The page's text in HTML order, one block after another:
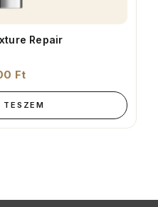
Repair
Ft
TESZEM